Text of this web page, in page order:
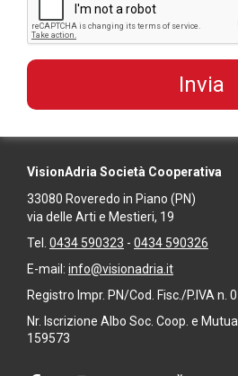
VisionAdria Società Cooperativa
33080 Roveredo in Piano (PN)
via delle Arti e Mestieri, 19
Tel. 0434 590323 - 0434 590326
E-mail: info@visionadria.it
Registro Impr. PN/Cod. Fisc./P.IVA n.
Nr. Iscrizione Albo Soc. Coop. e
159573